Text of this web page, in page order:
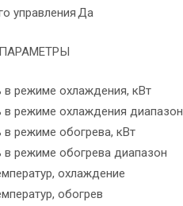
управленияДа
в режиме охлаждения, кВт
в режиме охлаждения диапазон
в режиме обогрева, кВт
в режиме обогрева диапазон
охлаждение
обогрев